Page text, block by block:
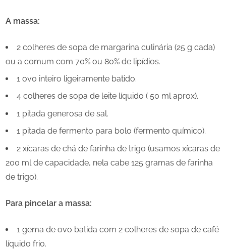
A massa:
2 colheres de sopa de margarina culinária (25 g cada)
ou a comum com 70% ou 80% de lipídios.
1 ovo inteiro ligeiramente batido.
4 colheres de sopa de leite líquido ( 50 ml aprox).
1 pitada generosa de sal.
1 pitada de fermento para bolo (fermento químico).
2 xícaras de chá de farinha de trigo (usamos xícaras de
200 ml de capacidade, nela cabe 125 gramas de farinha
de trigo).
Para pincelar a massa:
1 gema de ovo batida com 2 colheres de sopa de café
líquido frio.